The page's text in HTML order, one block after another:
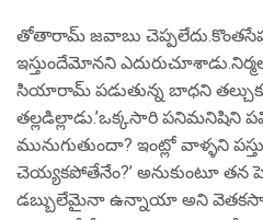
తోతారామ్ జవాబు
ఇస్తుందేమోనని
సియారామ్ పడుతున్న బాధని
తల్లడిల్లాడు.’ఒక్కసారి పనిమనిషిని
మునుగుతుందా? ఇంట్లో వాళ్ళని
చెయ్యకపోతేనేం?’ అనుకుంటూ తన
డబ్బులేమైనా ఉన్నాయా అని